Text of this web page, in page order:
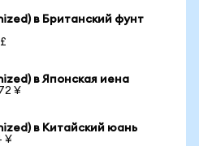
в Британский фунт
в Японская иена
¥
в Китайский юань
¥